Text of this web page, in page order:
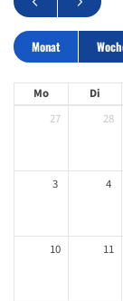
Monat
Mo Di
27
28
3 4
10 11